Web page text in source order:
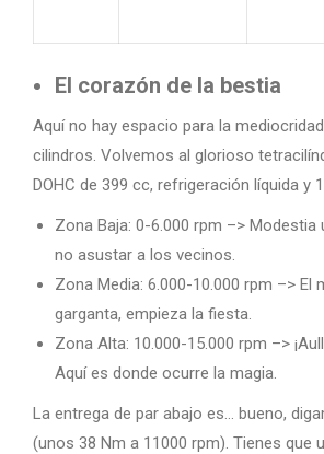
El corazón de la bestia
Aquí no hay espacio para la
cilindros. Volvemos al glorioso
DOHC de 399 cc, refrigeración líquida y
Zona Baja: 0-6.000 rpm –> Modestia
no asustar a los vecinos.
Zona Media: 6.000-10.000 rpm –> El
garganta, empieza la fiesta.
Zona Alta: 10.000-15.000 rpm –>
Aquí es donde ocurre la magia.
La entrega de par abajo es… bueno,
(unos 38 Nm a 11000 rpm). Tienes que